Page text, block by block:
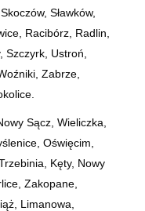
Sławków,
Racibórz, Radlin,
Szczyrk, Ustroń,
Zabrze,
Sącz, Wieliczka,
Oświęcim,
Kęty, Nowy
Zakopane,
Limanowa,